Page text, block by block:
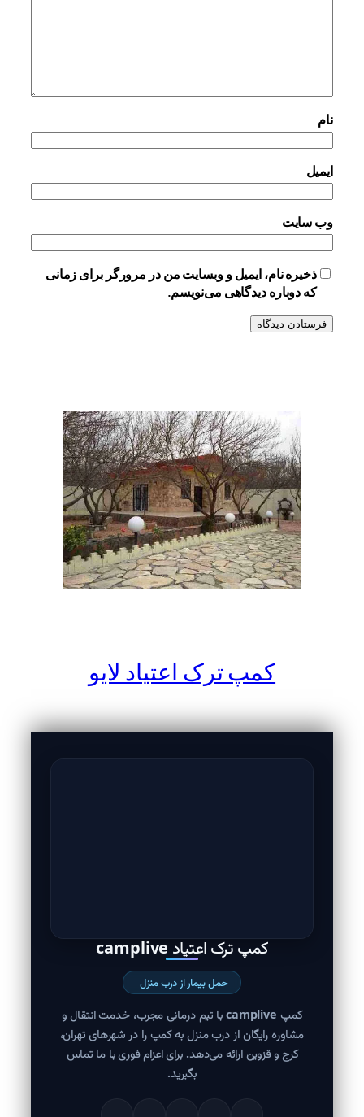
نام
ایمیل
وب‌ سایت
ذخیره نام، ایمیل و وبسایت من در مرورگر برای زمانی
که دوباره دیدگاهی می‌نویسم.
کمپ ترک اعتیاد لایو
کمپ ترک اعتیاد camplive
حمل بیمار از درب منزل
کمپ camplive با تیم درمانی مجرب، خدمت انتقال و
مشاوره رایگان از درب منزل به کمپ را در شهرهای تهران،
کرج و قزوین ارائه می‌دهد. برای اعزام فوری با ما تماس
بگیرید.